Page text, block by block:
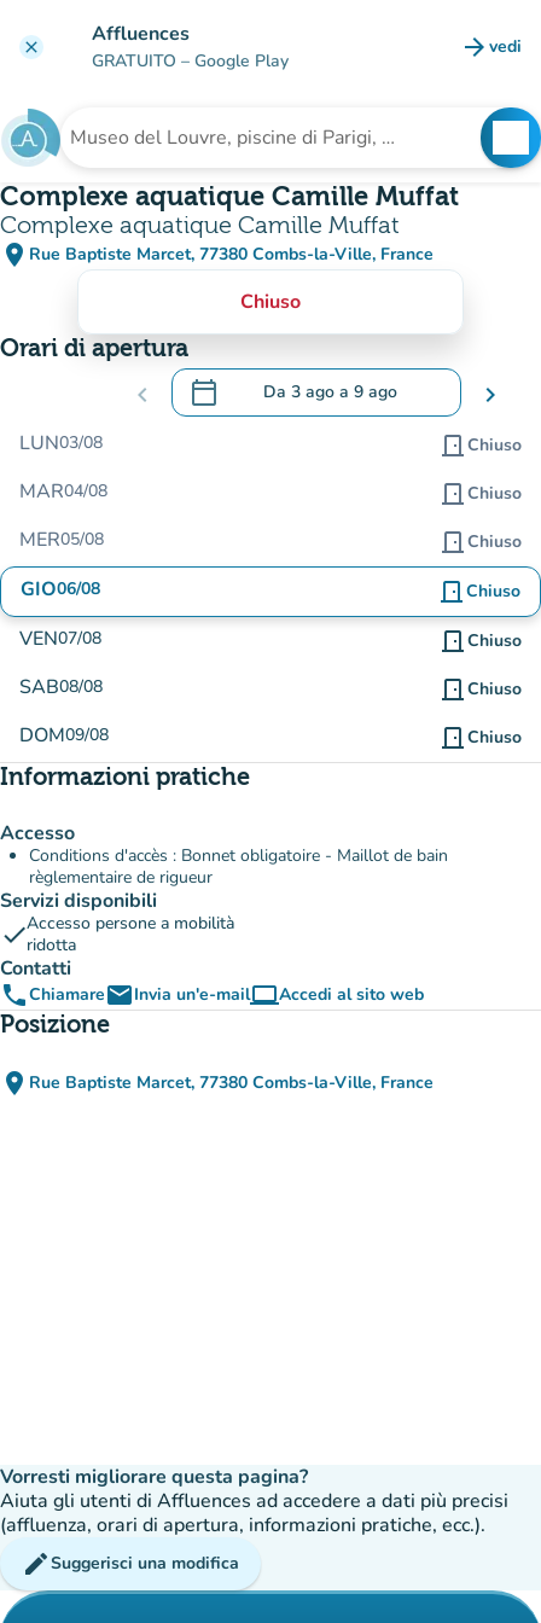
clear Affluences
GRATUITO – Google Play arrow_forward vedi
Cerca una struttura
Complexe aquatique Camille Muffat
Complexe aquatique Camille Muffat
place Rue Baptiste Marcet, 77380 Combs-la-Ville, France
(apri in Google Maps)
(nuova scheda)
Chiuso
Orari di apertura
chevron_left calendar_today Da 3 ago a 9 ago
.Aprire il calendario per modificare le
chevron_right
LUN03/08 door_front Chiuso
MAR04/08 door_front Chiuso
MER05/08 door_front Chiuso
GIO06/08 door_front Chiuso
VEN07/08 door_front Chiuso
SAB08/08 door_front Chiuso
DOM09/08 door_front Chiuso
Informazioni pratiche
Accesso
Conditions d'accès : Bonnet obligatoire - Maillot de bain
règlementaire de rigueur
Servizi disponibili
checkAccesso persone a mobilità
ridotta
Contatti
phoneChiamareemailInvia un'e-mailcomputerAccedi al sito web
(nuova scheda)
Posizione
place Rue Baptiste Marcet, 77380 Combs-la-Ville, France
(apri in Google Maps)
(nuova scheda)
Vorresti migliorare questa pagina?
Aiuta gli utenti di Affluences ad accedere a dati più precisi
(affluenza, orari di apertura, informazioni pratiche, ecc.).
editSuggerisci una modifica